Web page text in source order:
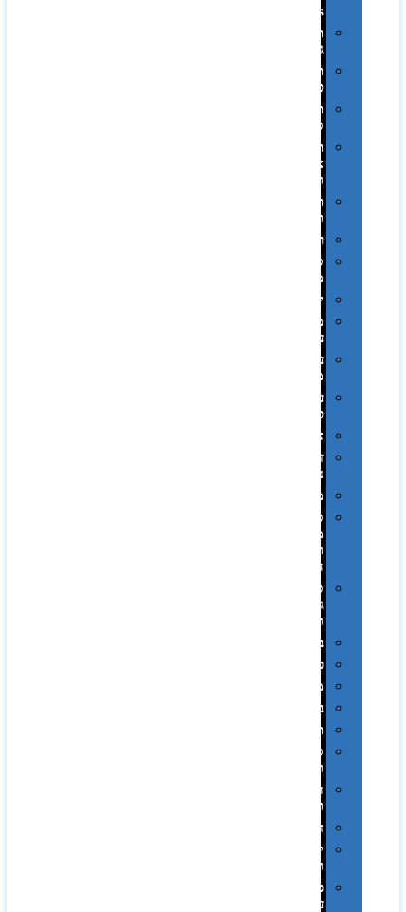
Swiss
תיקי
תיקי
טיולים
תיקי
ספורט
תיקי
ומכתביות
תערוכות
וכנסים
רמקולים
סוכריות
ממותגות
יודאיקה
מארזי
עטים
עטי
מתכת
עטי
פלסטיק
אוזניות
זכרונות
ניידים
מפצלים
סביבת
מחשב
וציוד
היקפי
סוללות
גיבוי
ומטענים
ביגוד
כובעים
מגבות
בקבוקים
תרמי
ספלים
וכוסות
הוקרה
ואומנות
חגים
יין
ומארזים
כלי
עבודה